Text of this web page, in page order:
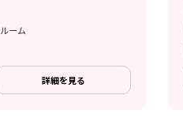
ーム
詳細を見る